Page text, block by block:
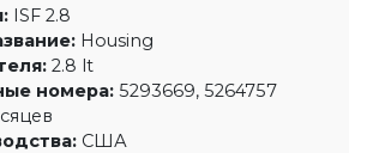
ISF 2.8
Housing
2.8 lt
номера: 5293669, 5264757
США